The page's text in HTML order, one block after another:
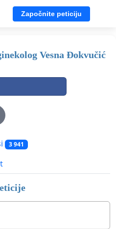
Započnite peticiju
Vesna Đokvučić
3 941